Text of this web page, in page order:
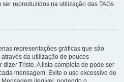
reproduzidos na utilização das TAGs
representações gráficas que são
da utilização de poucos
Triste. A lista completa de pode ser
mensagem. Evite o uso excessivo de